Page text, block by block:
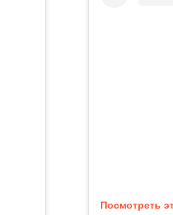
Посмотреть